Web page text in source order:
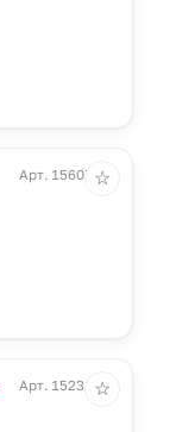
Арт. 15607.00
☆
Арт. 15231.00
☆